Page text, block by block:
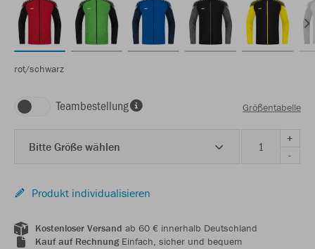
rot/schwarz
Teambestellung Größentabelle
Bitte Größe wählen
+
-
Produkt individualisieren
Kostenloser Versand ab 60 € innerhalb Deutschland
Kauf auf RechnungEinfach, sicher und bequem